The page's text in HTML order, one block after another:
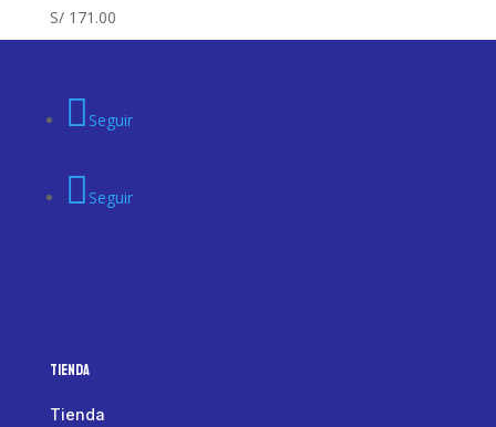
S/171.00
Seguir
Seguir
Tienda
Tienda